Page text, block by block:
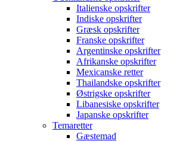
Italienske opskrifter
Indiske opskrifter
Græsk opskrifter
Franske opskrifter
Argentinske opskrifter
Afrikanske opskrifter
Mexicanske retter
Thailandske opskrifter
Østrigske opskrifter
Libanesiske opskrifter
Japanske opskrifter
Temaretter
Gæstemad